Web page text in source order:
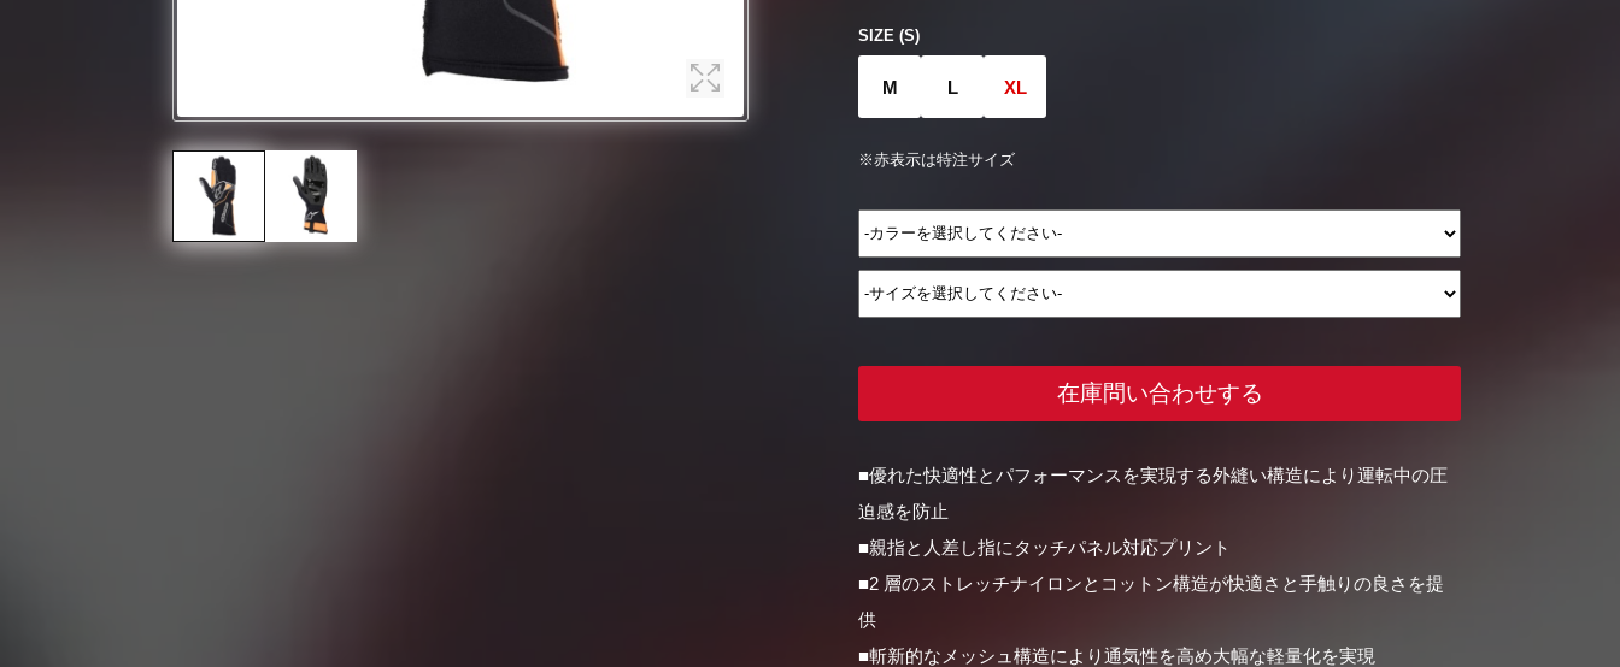
SIZE (S)
M L XL
※赤表示は特注サイズ
在庫問い合わせする
■優れた快適性とパフォーマンスを実現する外縫い構造により運転中の圧
迫感を防止
■親指と人差し指にタッチパネル対応プリント
■2 層のストレッチナイロンとコットン構造が快適さと手触りの良さを提
供
■斬新的なメッシュ構造により通気性を高め大幅な軽量化を実現